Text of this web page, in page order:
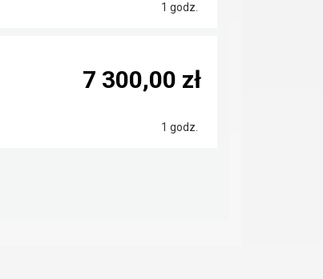
1 godz.
1 godz.
7 300,00 zł